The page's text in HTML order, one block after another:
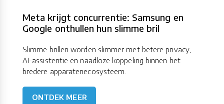
Meta krijgt concurrentie: Samsung en
Google onthullen hun slimme bril
Slimme brillen worden slimmer met betere privacy,
AI-assistentie en naadloze koppeling binnen het
bredere apparatenecosysteem.
ONTDEK MEER